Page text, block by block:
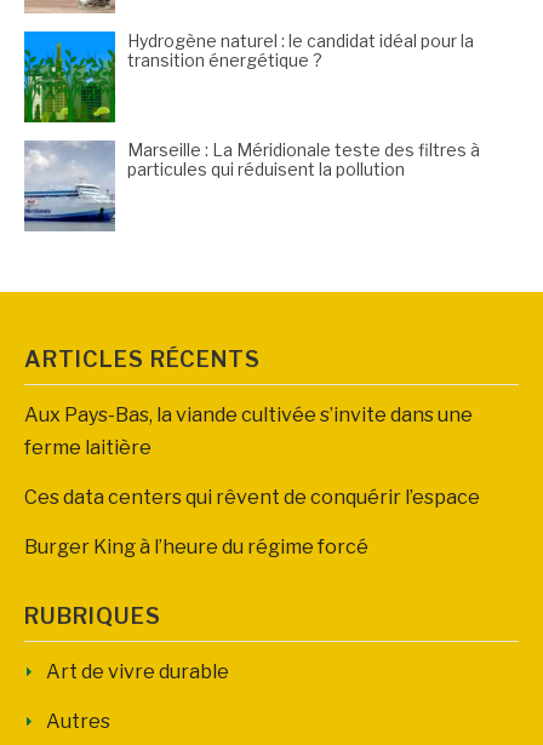
Hydrogène naturel : le candidat idéal pour la
transition énergétique ?
Marseille : La Méridionale teste des filtres à
particules qui réduisent la pollution
ARTICLES RÉCENTS
Aux Pays-Bas, la viande cultivée s’invite dans une
ferme laitière
Ces data centers qui rêvent de conquérir l’espace
Burger King à l’heure du régime forcé
RUBRIQUES
Art de vivre durable
Autres